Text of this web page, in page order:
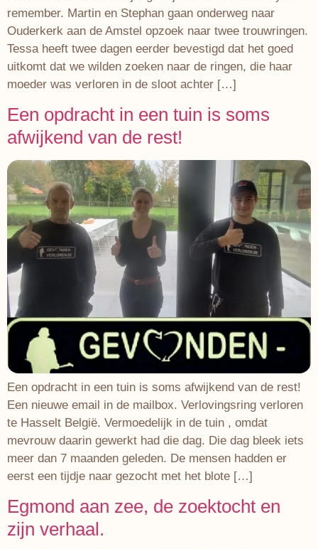
remember. Martin en Stephan gaan onderweg naar
Ouderkerk aan de Amstel opzoek naar twee trouwringen.
Tessa heeft twee dagen eerder bevestigd dat het goed
uitkomt dat we wilden zoeken naar de ringen, die haar
moeder was verloren in de sloot achter […]
Een opdracht in een tuin is soms
afwijkend van de rest!
Een opdracht in een tuin is soms afwijkend van de rest!
Een nieuwe email in de mailbox. Verlovingsring verloren
te Hasselt België. Vermoedelijk in de tuin , omdat
mevrouw daarin gewerkt had die dag. Die dag bleek iets
meer dan 7 maanden geleden. De mensen hadden er
eerst een tijdje naar gezocht met het blote […]
Egmond aan zee, de zoektocht en
zijn verhaal.